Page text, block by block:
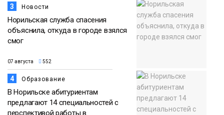
3 Новости
Норильская служба спасения
объяснила, откуда в городе взялся
смог
07 августа 552
4 Образование
В Норильске абитуриентам
предлагают 14 специальностей с
перспективой работы в